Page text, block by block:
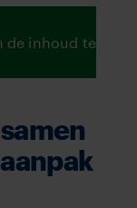
de inhoud te